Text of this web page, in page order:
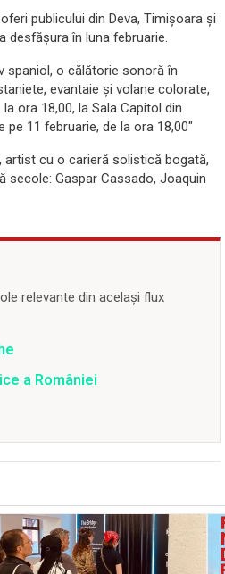
publicului din Deva, Timișoara și
desfășura în luna februarie.
spaniol, o călătorie sonoră în
evantaie și volane colorate,
ora 18,00, la Sala Capitol din
11 februarie, de la ora 18,00"
artist cu o carieră solistică bogată,
Gaspar Cassado, Joaquin
relevante din același flux
a României